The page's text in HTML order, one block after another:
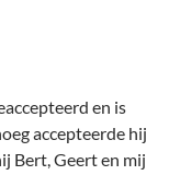
en is
accepteerde hij
Bert, Geert en mij